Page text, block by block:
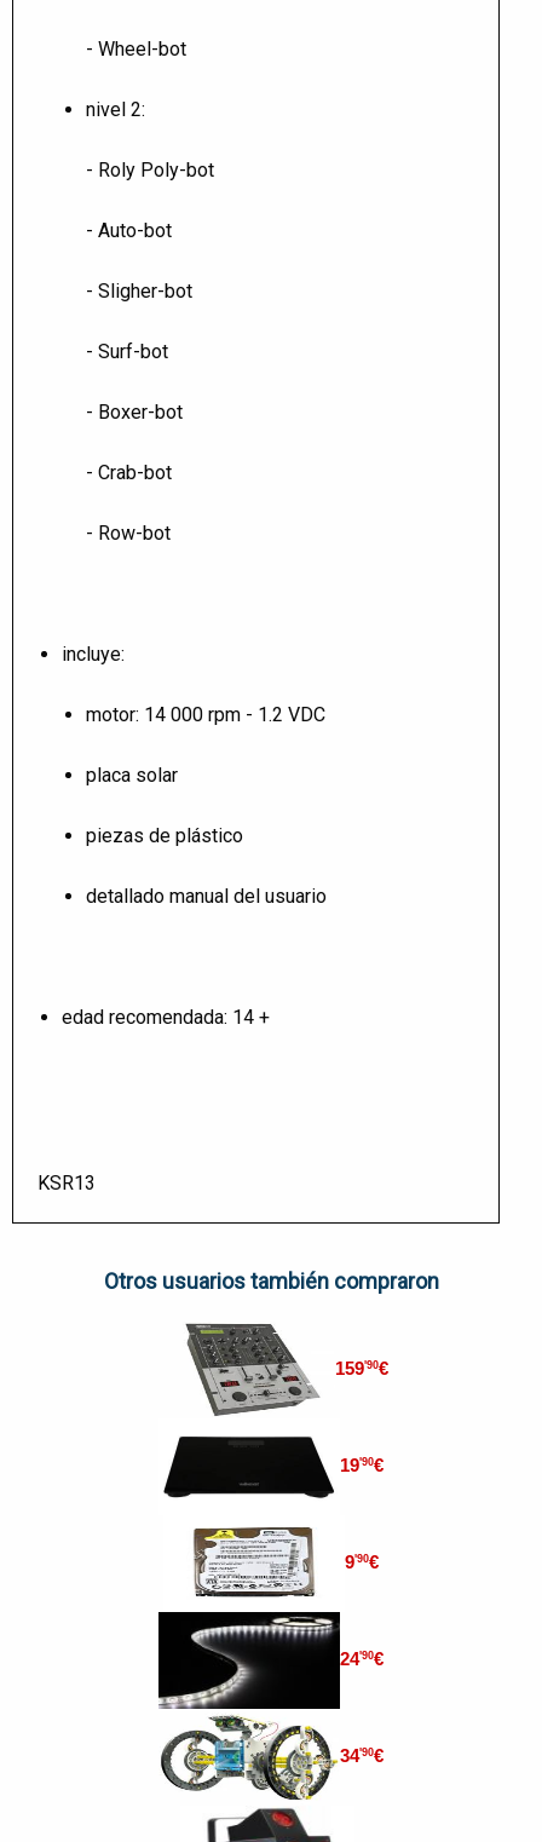
- Wheel-bot
nivel 2:
- Roly Poly-bot
- Auto-bot
- Sligher-bot
- Surf-bot
- Boxer-bot
- Crab-bot
- Row-bot
incluye:
motor: 14 000 rpm - 1.2 VDC
placa solar
piezas de plástico
detallado manual del usuario
edad recomendada: 14 +
KSR13
Otros usuarios también compraron
159'90€
19'90€
9'90€
24'90€
34'90€